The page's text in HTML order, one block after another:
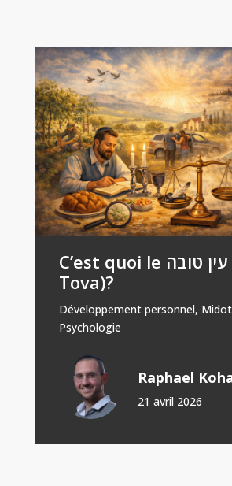
C’est quoi le עין טובה (Ayin
Tova)?
Développement personnel, Midot
Psychologie
Raphael
21 avril 2026